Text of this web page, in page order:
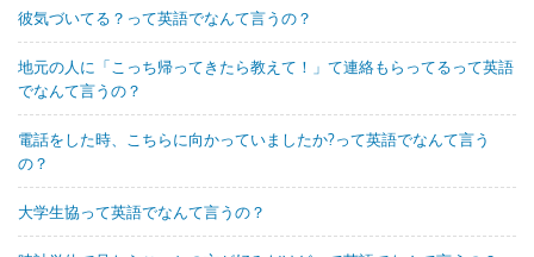
彼気づいてる？って英語でなんて言うの？
地元の人に「こっち帰ってきたら教えて！」て連絡もらってるって英語
でなんて言うの？
電話をした時、こちらに向かっていましたか?って英語でなんて言う
の？
大学生協って英語でなんて言うの？